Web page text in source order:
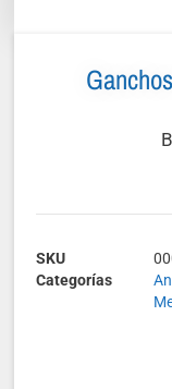
SKU
Categorías